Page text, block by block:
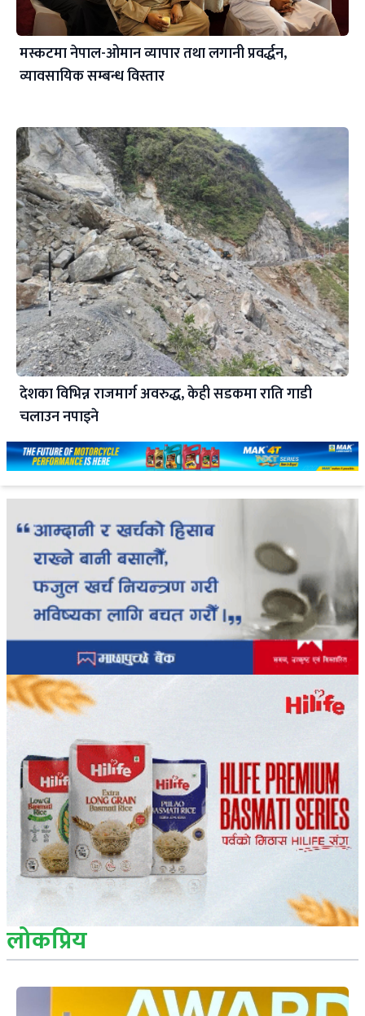
मस्कटमा नेपाल-ओमान व्यापार तथा लगानी प्रवर्द्धन,
व्यावसायिक सम्बन्ध विस्तार
देशका विभिन्न राजमार्ग अवरुद्ध, केही सडकमा राति गाडी
चलाउन नपाइने
लोकप्रिय